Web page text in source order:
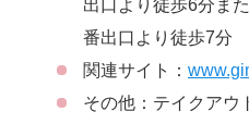
出口より徒歩6分ま
番出口より徒歩7分
関連サイト：
その他：テイクアウ